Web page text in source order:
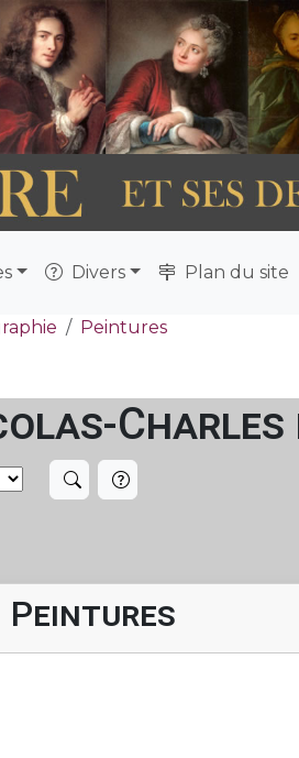
Divers Plan du site
Peintures
Charles
Peintures